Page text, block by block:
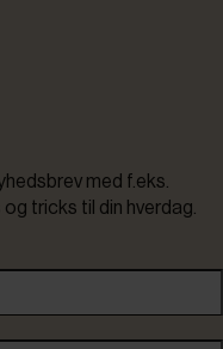
med f.eks.
tricks til din hverdag.